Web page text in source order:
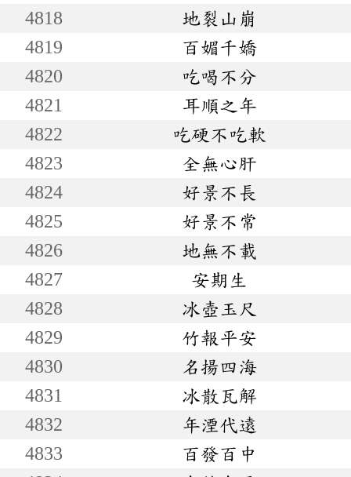
4818
地裂山崩
4819
百媚千嬌
4820
吃喝不分
4821
耳順之年
4822
吃硬不吃軟
4823
全無心肝
4824
好景不長
4825
好景不常
4826
地無不載
4827
安期生
4828
冰壺玉尺
4829
竹報平安
4830
名揚四海
4831
冰散瓦解
4832
年湮代遠
4833
百發百中